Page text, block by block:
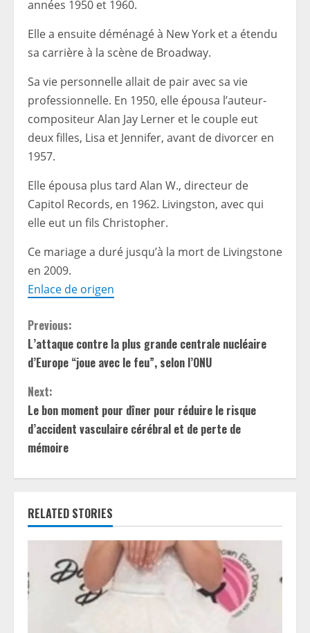
années 1950 et 1960.
Elle a ensuite déménagé à New York et a étendu
sa carrière à la scène de Broadway.
Sa vie personnelle allait de pair avec sa vie
professionnelle. En 1950, elle épousa l’auteur-
compositeur Alan Jay Lerner et le couple eut
deux filles, Lisa et Jennifer, avant de divorcer en
1957.
Elle épousa plus tard Alan W., directeur de
Capitol Records, en 1962. Livingston, avec qui
elle eut un fils Christopher.
Ce mariage a duré jusqu’à la mort de Livingstone
en 2009.
Enlace de origen
C
o
n
t
i
n
u
e
e
Previous:
L’attaque contre la plus grande centrale nucléaire
d’Europe “joue avec le feu”, selon l’ONU
Next:
Le bon moment pour dîner pour réduire le risque
d’accident vasculaire cérébral et de perte de
mémoire
RELATED STORIES